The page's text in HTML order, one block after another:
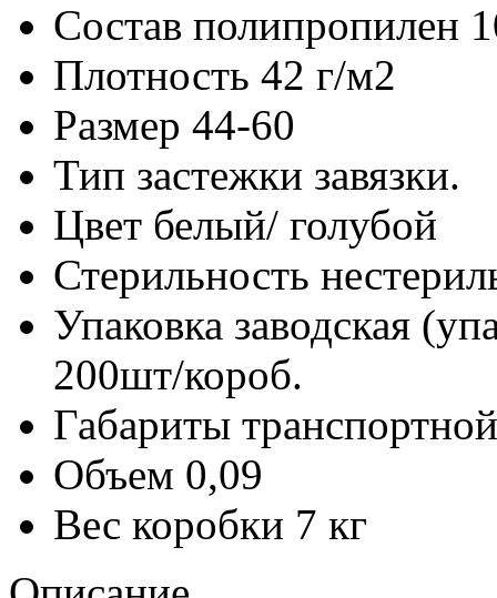
Состав полипропилен
Плотность 42 г/м2
Размер 44-60
Тип застежки завязки.
Цвет белый/ голубой
Стерильность
Упаковка заводская
200шт/короб.
Габариты
Объем 0,09
Вес коробки 7 кг